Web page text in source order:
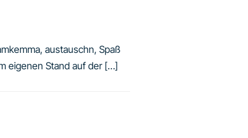
austauschn, Spaß
eigenen Stand auf der […]